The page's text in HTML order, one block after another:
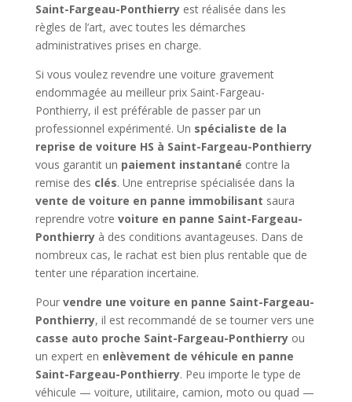
Saint-Fargeau-Ponthierryest réalisée dans les
règles de l’art, avec toutes les démarches
administratives prises en charge.
Si vous voulez revendre une voiture gravement
endommagée au meilleur prix Saint-Fargeau-
Ponthierry, il est préférable de passer par un
professionnel expérimenté. Un spécialiste de la
reprise de voiture HS à Saint-Fargeau-Ponthierry
vous garantit un paiement instantané contre la
remise des clés. Une entreprise spécialisée dans la
vente de voiture en panne immobilisant saura
reprendre votre voiture en panne Saint-Fargeau-
Ponthierryà des conditions avantageuses. Dans de
nombreux cas, le rachat est bien plus rentable que de
tenter une réparation incertaine.
Pour vendre une voiture en panne Saint-Fargeau-
Ponthierry, il est recommandé de se tourner vers une
casse auto proche Saint-Fargeau-Ponthierryou
un expert en enlèvement de véhicule en panne
Saint-Fargeau-Ponthierry. Peu importe le type de
véhicule — voiture, utilitaire, camion, moto ou quad —